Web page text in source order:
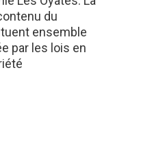
du
ensemble
par les lois en